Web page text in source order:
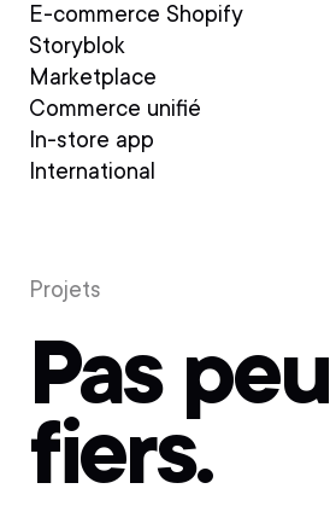
E-commerce Shopify
Storyblok
Marketplace
Commerce unifié
In-store app
International
Projets
Pas peu
fiers.